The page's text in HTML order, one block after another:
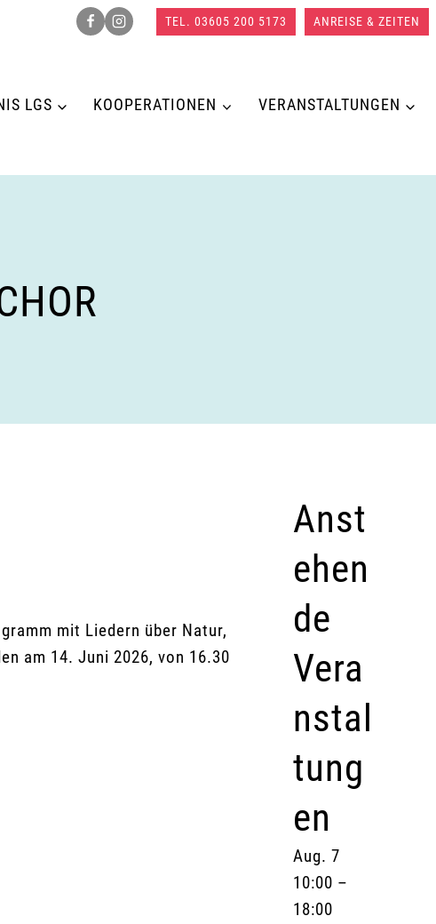
TEL. 03605 200 5173 ANREISE & ZEITEN
LGS KOOPERATIONEN VERANSTALTUNGEN
mit Liedern über Natur,
am 14. Juni 2026, von 16.30
Anst
ehen
de
Vera
nstal
tung
en
Aug. 7
10:00 –
18:00